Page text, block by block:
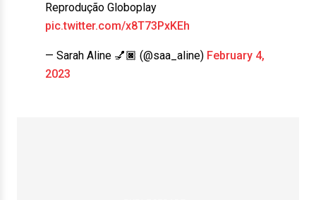
Reprodução Globoplay
pic.twitter.com/x8T73PxKEh
— Sarah Aline 💅🏿 (@saa_aline) February 4,
2023